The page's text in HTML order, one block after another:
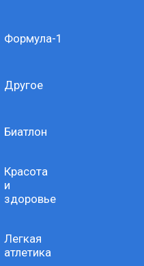
Формула-1
Другое
Биатлон
Красота
и
здоровье
Легкая
атлетика